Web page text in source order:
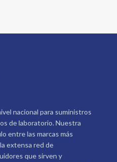
nacional para suministros
de laboratorio. Nuestra
entre las marcas más
extensa red de
que sirven y